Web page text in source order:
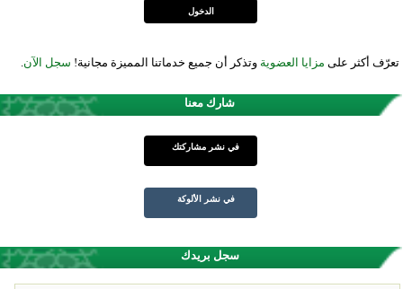
تعرّف أكثر على مزايا العضوية وتذكر أن جميع خدماتنا المميزة مجانية! سجل الآن.
شارك معنا
في نشر مشاركتك
في نشر الألوكة
سجل بريدك